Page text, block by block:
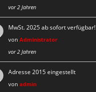
vor 2 Jahren
MwSt. 2025 ab sofort verfügbar!
vonAdministrator
vor 2 Jahren
Adresse 2015 eingestellt
vonadmin